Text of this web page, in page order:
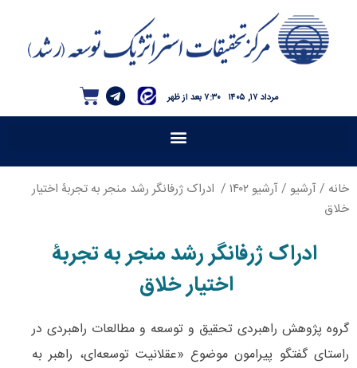
۷:۳۰ بعد از ظهر مرداد ۱۷, ۱۴۰۵
خانه /آرشیو /آرشیو ۱۴۰۲
/ ادراک ژرفانگر رشد منجر به تجربۀ اختیار
خلاق
ادراک ژرفانگر رشد منجر به تجربۀ
اختیار خلاق
گروه پژوهش راهبردی تحقیق و توسعه و مطالعات راهبردی در
راستای گفتگو پیرامون موضوع «عقلانیت توسعه‌ای، راهبر به